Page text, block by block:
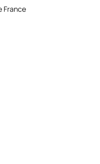
France